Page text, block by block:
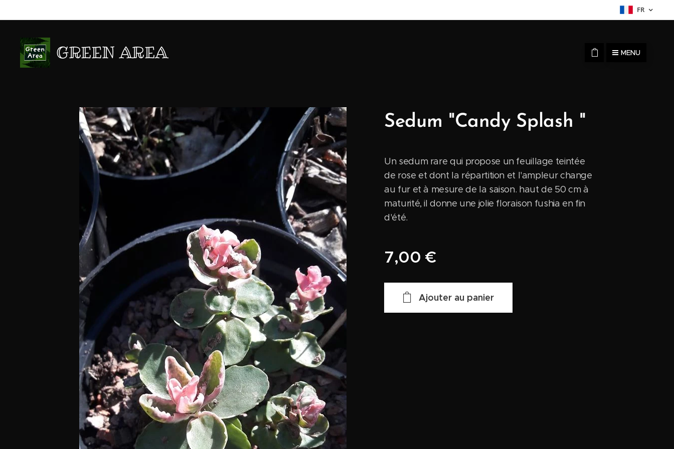
FR
GREEN AREA MENU
Sedum "Candy Splash "
Un sedum rare qui propose un feuillage teintée
de rose et dont la répartition et l'ampleur change
au fur et à mesure de la saison. haut de 50 cm à
maturité, il donne une jolie floraison fushia en fin
d'été.
7,00 €
Ajouter au panier